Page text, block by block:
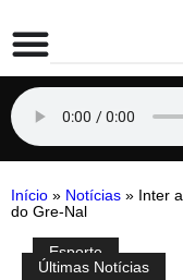
Início » Notícias » Inter
do Gre-Nal
Compartilhe:
Esporte
PÚltimas Notícias